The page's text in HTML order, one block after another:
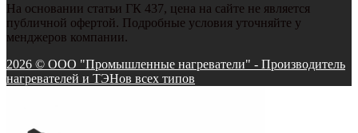
На основании статьи ГК 437, цена на сайте не является
публичной офертой. Подробные условия уточняйте у
менджеров компании.
2026 © ООО "Промышленные нагреватели" - Производитель
нагревателей и ТЭНов всех типов